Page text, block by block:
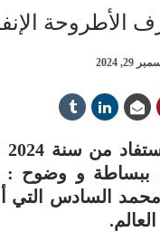
29, 2024
ببساطة و وضوح :
السادس التي